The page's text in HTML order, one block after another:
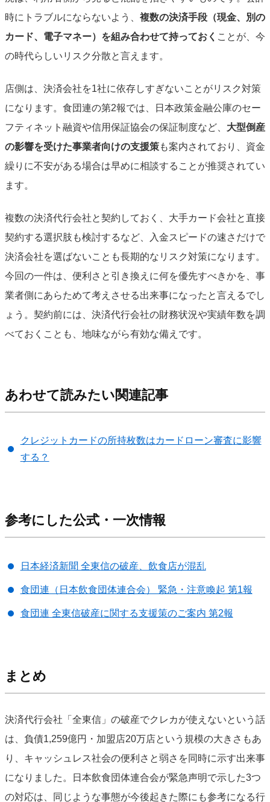
時にトラブルにならないよう、 複数の決済手段（現金、別の
カード、電子マネー）を組み合わせて持っておく ことが、今
の時代らしいリスク分散と言えます。
店側は、決済会社を1社に依存しすぎないことがリスク対策
になります。食団連の第2報では、日本政策金融公庫のセー
フティネット融資や信用保証協会の保証制度など、 大型倒産
の影響を受けた事業者向けの支援策も案内されており、資金
繰りに不安がある場合は早めに相談することが推奨されてい
ます。
複数の決済代行会社と契約しておく、大手カード会社と直接
契約する選択肢も検討するなど、入金スピードの速さだけで
決済会社を選ばないことも長期的なリスク対策になります。
今回の一件は、便利さと引き換えに何を優先すべきかを、事
業者側にあらためて考えさせる出来事になったと言えるでし
ょう。契約前には、決済代行会社の財務状況や実績年数を調
べておくことも、地味ながら有効な備えです。
あわせて読みたい関連記事
クレジットカードの所持枚数はカードローン審査に影響
する？
参考にした公式・一次情報
日本経済新聞 全東信の破産、飲食店が混乱
食団連（日本飲食団体連合会） 緊急・注意喚起 第1報
食団連 全東信破産に関する支援策のご案内 第2報
まとめ
決済代行会社「全東信」の破産でクレカが使えないという話
は、負債1,259億円・加盟店20万店という規模の大きさもあ
り、キャッシュレス社会の便利さと弱さを同時に示す出来事
になりました。日本飲食団体連合会が緊急声明で示した3つ
の対応は、同じような事態が今後起きた際にも参考になる行